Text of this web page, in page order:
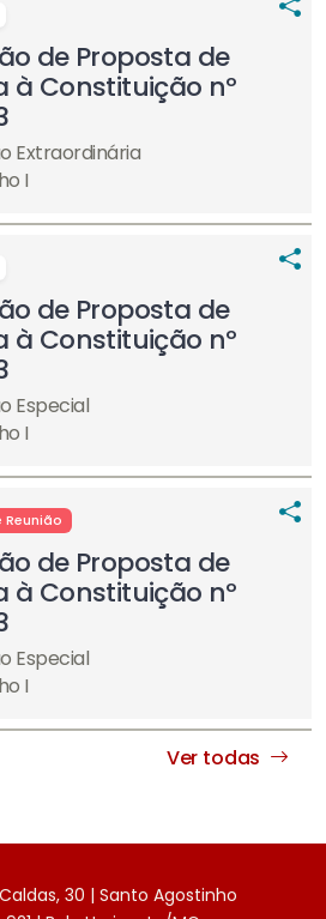
de Proposta de
à Constituição nº
Extraordinária
I
de Proposta de
à Constituição nº
Especial
I
Reunião
de Proposta de
à Constituição nº
Especial
I
Ver todas
30 | Santo Agostinho